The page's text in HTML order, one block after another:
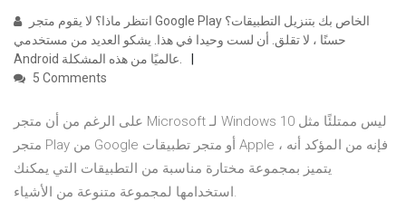
حسنًا ، لا تقلق. أن لست وحيدا في هذا. يشكو العديد من مستخدمي
Android عالميًا من هذه المشكلة.
5 Comments
على الرغم من أن متجر Microsoft لـ Windows 10 ليس ممتلئًا مثل
متجر Play من Google أو متجر تطبيقات Apple ، فإنه من المؤكد أنه
يتميز بمجموعة مختارة مناسبة من التطبيقات التي يمكنك
استخدامها لمجموعة متنوعة من الأشياء.